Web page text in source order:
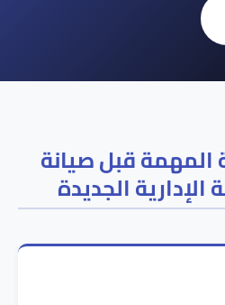
المهمة قبل صيانة
الجديدة